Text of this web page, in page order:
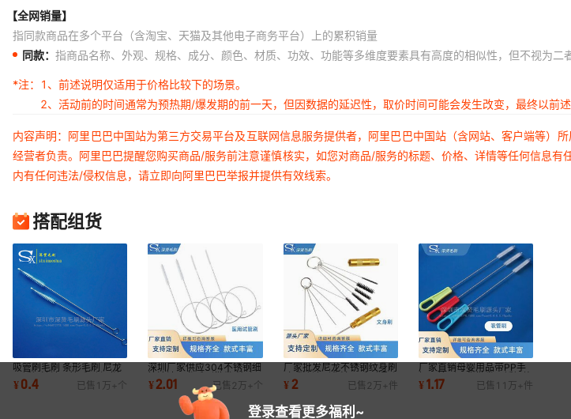
【全网销量】
指同款商品在多个平台（含淘宝、天猫及其他电子商务平台）上的累积销量
同款： 指商品名称、外观、规格、成分、颜色、材质、功效、功能等多维度要素具有高度的相似性，但不视为二
*注：
1、前述说明仅适用于价格比较下的场景。
2、活动前的时间通常为预热期/爆发期的前一天，但因数据的延迟性，取价时间可能会发生改变，最终以前
内容声明：阿里巴巴中国站为第三方交易平台及互联网信息服务提供者，阿里巴巴中国站（含网站、客户端等
经营者负责。阿里巴巴提醒您购买商品/服务前注意谨慎核实，如您对商品/服务的标题、价格、详情等任何信息
内有任何违法/侵权信息，请立即向阿里巴巴举报并提供有效线索。
搭配组货
吸管刷毛刷 条形毛刷 尼龙
不锈钢清洁吸管毛刷 深圳
厂家供应
¥0.4 已售 1万+ 个
深圳厂家供应304不锈钢细
管清洁尼龙毛刷批发 缝隙
管道清洁小毛刷
¥2.01 已售 2万+ 个
厂家批发尼龙不锈钢纹身刷
喷嘴清洁刷化油器毛刷通孔
针工具刷
¥ 2 已售 2万+ 件
厂家直销母婴用品带PP手
把吸管刷现货批发不锈钢旋
转尼龙吸管刷
¥1.17 已售 11万+ 件
登录查看更多福利~